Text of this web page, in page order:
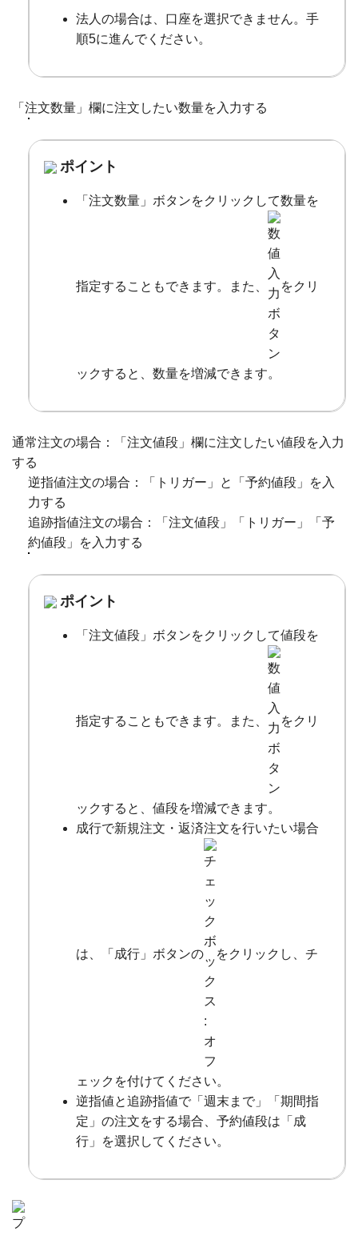
法人の場合は、口座を選択できません。手
順5に進んでください。
「注文数量」欄に注文したい数量を入力する
ポイント
「注文数量」ボタンをクリックして数量を
指定することもできます。また、 をクリ
ックすると、数量を増減できます。
通常注文の場合：「注文値段」欄に注文したい値段を入力
する
逆指値注文の場合：「トリガー」と「予約値段」を入
力する
追跡指値注文の場合：「注文値段」「トリガー」「予
約値段」を入力する
ポイント
「注文値段」ボタンをクリックして値段を
指定することもできます。また、 をクリ
ックすると、値段を増減できます。
成行で新規注文・返済注文を行いたい場合
は、「成行」ボタンの をクリックし、チ
ェックを付けてください。
逆指値と追跡指値で「週末まで」「期間指
定」の注文をする場合、予約値段は「成
行」を選択してください。